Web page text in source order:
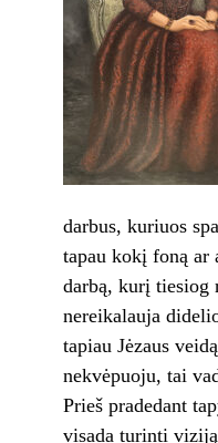
darbus, kuriuos
tapau kokį foną ar
darbą, kurį tiesiog
nereikalauja
tapiau Jėzaus
nekvėpuoju, tai
Prieš pradedant
visada turinti